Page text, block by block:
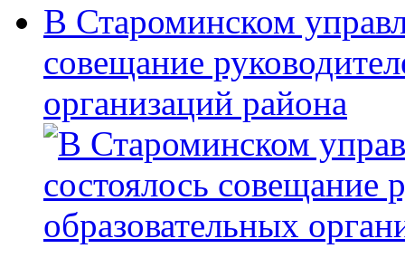
В Староминском
совещание
организаций района